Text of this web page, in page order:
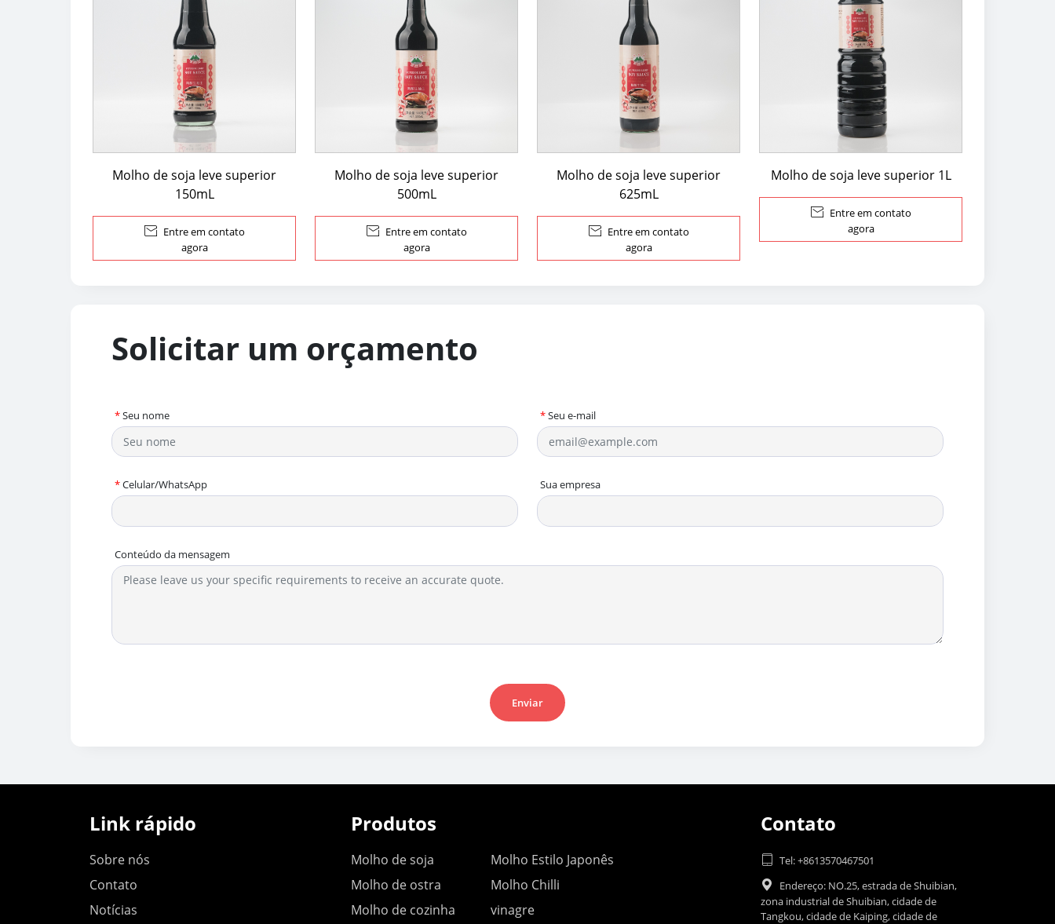
Molho de soja leve superior
150mL
 Entre em contato
agora
Molho de soja leve superior
500mL
 Entre em contato
agora
Molho de soja leve superior
625mL
 Entre em contato
agora
Molho de soja leve superior 1L
 Entre em contato
agora
Solicitar um orçamento
*Seu nome *Seu e-mail
*Celular/WhatsApp Sua empresa
Conteúdo da mensagem
Enviar
Link rápido
Sobre nós
Contato
Notícias
Produtos
Molho de soja
Molho Estilo Japonês
Molho de ostra
Molho Chilli
Molho de cozinha
vinagre
Contato
 Tel: +8613570467501

Endereço: NO.25, estrada de Shuibian,
zona industrial de Shuibian, cidade de
Tangkou, cidade de Kaiping, cidade de